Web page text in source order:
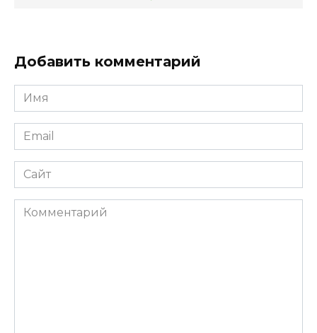
Добавить комментарий
Имя
*
Email
*
Сайт
Комментарий